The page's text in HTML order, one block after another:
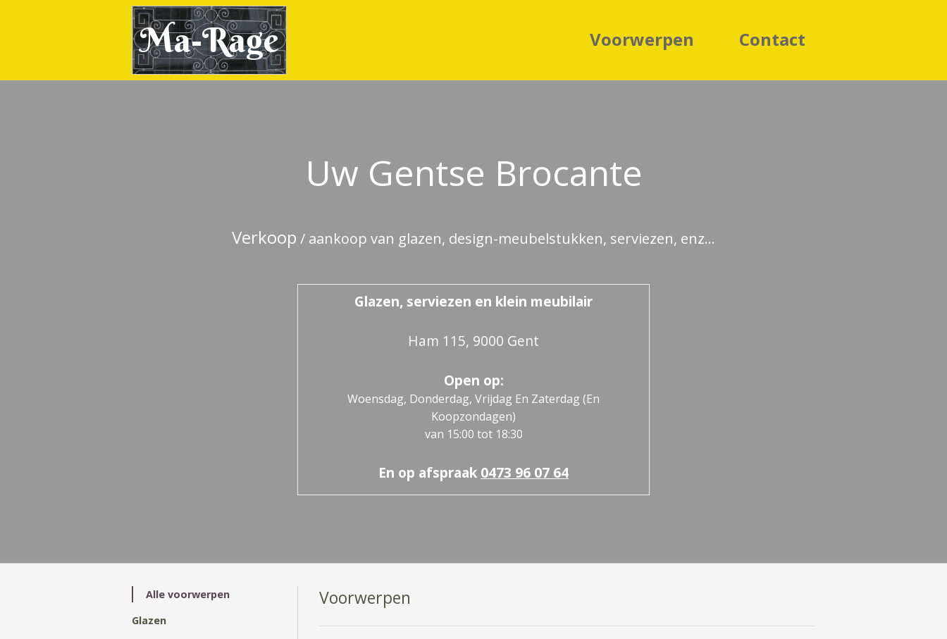
Ma-Rage Voorwerpen Contact
Uw Gentse Brocante
Verkoop / aankoop van glazen, design-meubelstukken, serviezen, enz...
Glazen, serviezen en klein meubilair
Ham 115, 9000 Gent
Open op:
Woensdag, Donderdag, Vrijdag En Zaterdag (en
Koopzondagen)
van 15:00 tot 18:30
En op afspraak 0473 96 07 64
Alle voorwerpen
Glazen
Voorwerpen